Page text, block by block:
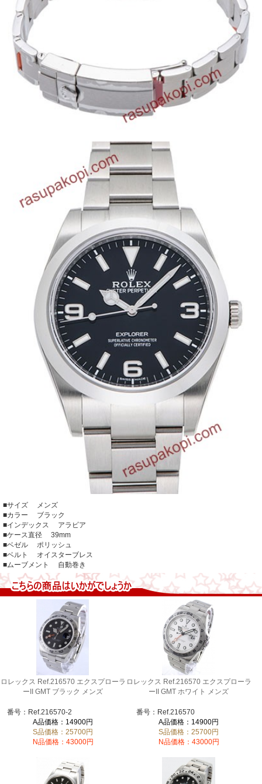
■サイズ メンズ
■カラー ブラック
■インデックス アラビア
■ケース直径 39mm
■ベゼル ポリッシュ
■ベルト オイスターブレス
■ムーブメント 自動巻き
ロレックス Ref.216570 エクスプローラ
ーII GMT ブラック メンズ
番号：Ref.216570-2
A品価格：14900円
S品価格：25700円
N品価格：43000円
ロレックス Ref.216570 エクスプローラ
ーII GMT ホワイト メンズ
番号：Ref.216570
A品価格：14900円
S品価格：25700円
N品価格：43000円